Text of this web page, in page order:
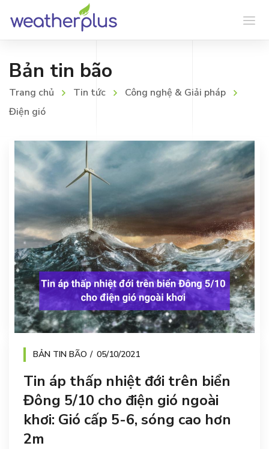
Bản tin bão
Trang chủ Tin tức
Công nghệ & Giải pháp
Điện gió
BẢN TIN BÃO 05/10/2021
Tin áp thấp nhiệt đới trên biển
Đông 5/10 cho điện gió ngoài
khơi: Gió cấp 5-6, sóng cao hơn
2m